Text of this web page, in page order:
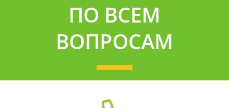
ПО ВСЕМ
ВОПРОСАМ